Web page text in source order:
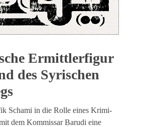
Ermittlerfigur
des Syrischen
Schami in die Rolle eines Krimi-
dem Kommissar Barudi eine